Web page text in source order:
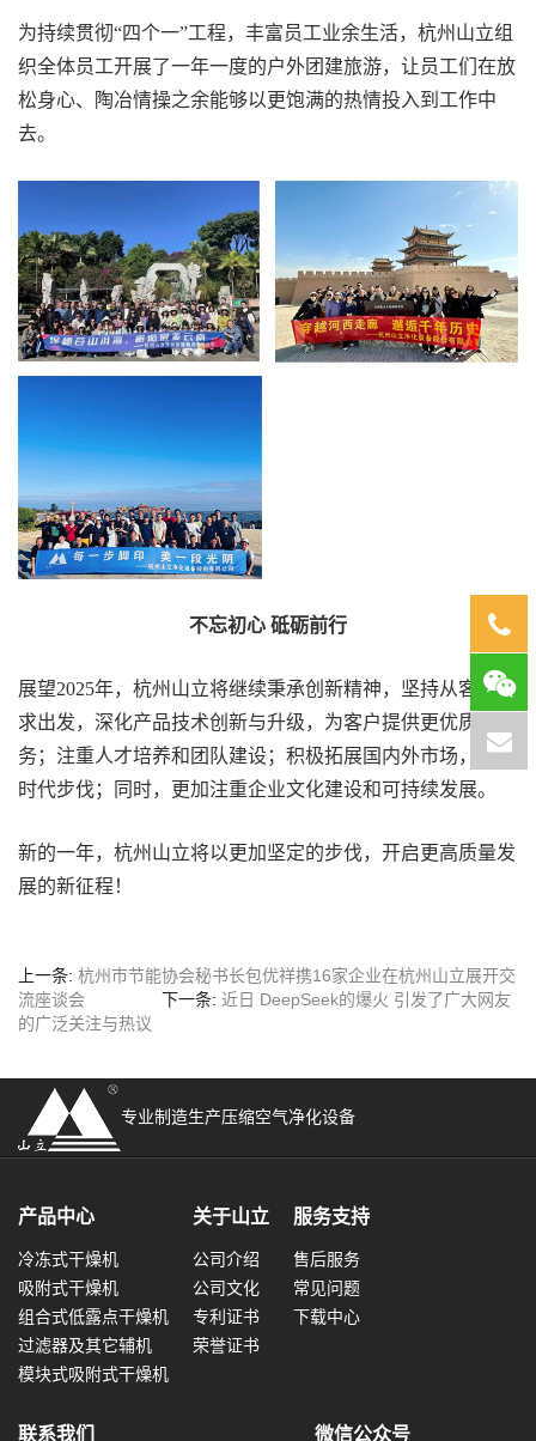
为持续贯彻“四个一”工程，丰富员工业余生活，杭州山立组
织全体员工开展了一年一度的户外团建旅游，让员工们在放
松身心、陶冶情操之余能够以更饱满的热情投入到工作中
去。
不忘初心 砥砺前行
展望2025年，杭州山立将继续秉承创新精神，坚持从客户需
求出发，深化产品技术创新与升级，为客户提供更优质的服
务；注重人才培养和团队建设；积极拓展国内外市场，紧跟
时代步伐；同时，更加注重企业文化建设和可持续发展。
新的一年，杭州山立将以更加坚定的步伐，开启更高质量发
展的新征程！
上一条: 杭州市节能协会秘书长包优祥携16家企业在杭州山立展开交
流座谈会
下一条: 近日 DeepSeek的爆火 引发了广大网友
的广泛关注与热议
专业制造生产压缩空气净化设备
产品中心
冷冻式干燥机
吸附式干燥机
组合式低露点干燥机
过滤器及其它辅机
模块式吸附式干燥机
关于山立
公司介绍
公司文化
专利证书
荣誉证书
服务支持
售后服务
常见问题
下载中心
联系我们 微信公众号